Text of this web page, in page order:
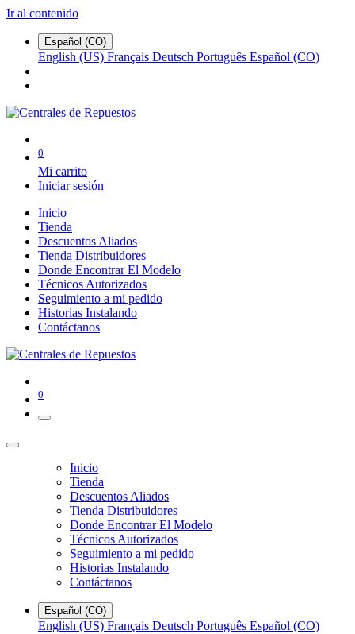
Ir al contenido
Español (CO)
English (US) Français Deutsch Português Español (CO)
0
Mi carrito
Iniciar sesión
Inicio
Tienda
Descuentos Aliados
Tienda Distribuidores
Donde Encontrar El Modelo
Técnicos Autorizados
Seguimiento a mi pedido
Historias Instalando
Contáctanos
0
Inicio
Tienda
Descuentos Aliados
Tienda Distribuidores
Donde Encontrar El Modelo
Técnicos Autorizados
Seguimiento a mi pedido
Historias Instalando
Contáctanos
Español (CO)
English (US) Français Deutsch Português Español (CO)